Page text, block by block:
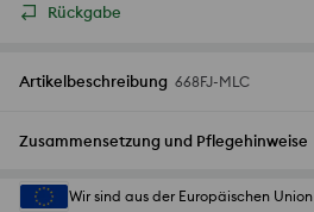
Rückgabe
Artikelbeschreibung 668FJ-MLC
Zusammensetzung und Pflegehinweise
Wir sind aus der Europäischen Union